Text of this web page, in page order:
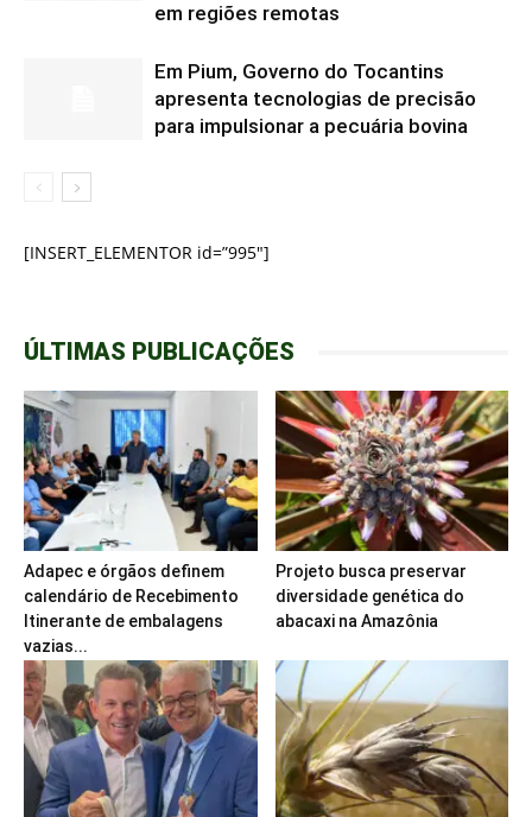
em regiões remotas
Em Pium, Governo do Tocantins
apresenta tecnologias de precisão
para impulsionar a pecuária bovina
[INSERT_ELEMENTOR id=”995″]
ÚLTIMAS PUBLICAÇÕES
Adapec e órgãos definem
calendário de Recebimento
Itinerante de embalagens
vazias...
Projeto busca preservar
diversidade genética do
abacaxi na Amazônia